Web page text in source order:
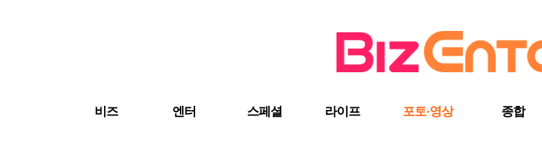
비즈 엔터 스페셜 라이프 포토·영상 종합